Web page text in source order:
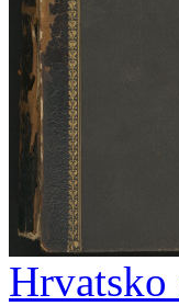
Hrvatsko